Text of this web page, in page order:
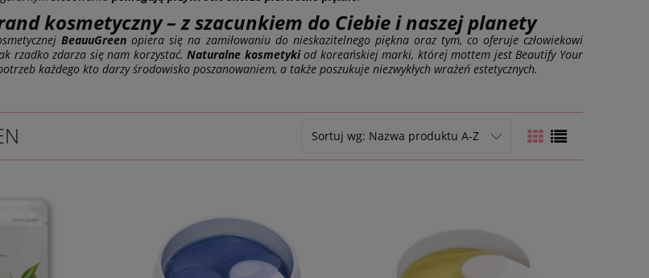
kosmetyczny – z szacunkiem do Ciebie i naszej planety
BeauuGreen opiera się na zamiłowaniu do nieskazitelnego piękna oraz tym, co oferuje człowiekowi
rzadko zdarza się nam korzystać.Naturalne kosmetykiod koreańskiej marki, której mottem jest Beautify Your
każdego kto darzy środowisko poszanowaniem, a także poszukuje niezwykłych wrażeń estetycznych.
Sortuj wg: Nazwa produktu A-Z